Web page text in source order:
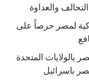
والعداوة
لمصر حرصاً على
بالولايات المتحدة
باسرائيل